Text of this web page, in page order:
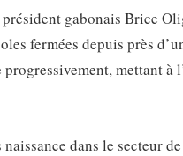
gabonais Brice
fermées depuis près
mettant à
dans le secteur